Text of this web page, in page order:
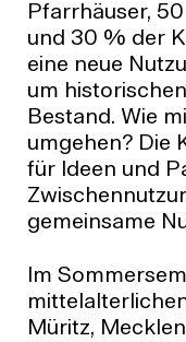
Pfarrhäuser,
und 30 % der
eine neue
um
Bestand. Wie
umgehen? Die
für Ideen und
gemeinsame
Im
Müritz,